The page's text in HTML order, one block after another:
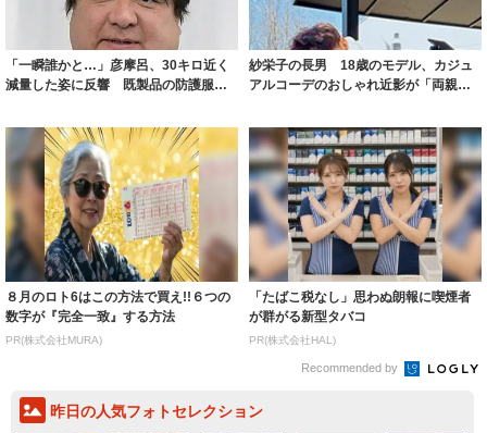
「一瞬誰かと…」彦摩呂、30キロ近く
減量した姿に反響 既製品の防護服が
紗栄子の長男 18歳のモデル、カジュ
アルコーデのおしゃれ近影が「両親の
８月のロト6はこの方法で買え!!６つの
数字が『完全一致』する方法
PR(株式会社MURA)
「たばこ税なし」思わぬ朗報に喫煙者
が群がる新型タバコ
PR(株式会社HAL)
Recommended by
昨日の人気フォトセレクション